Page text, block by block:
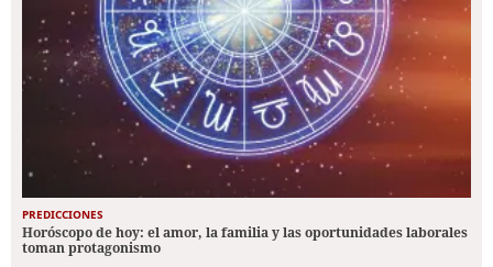
PREDICCIONES
Horóscopo de hoy: el amor, la familia y las oportunidades laborales
toman protagonismo